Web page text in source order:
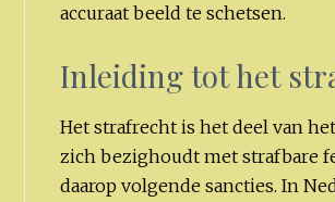
accuraat beeld te schetsen.
Inleiding tot het
Het strafrecht is het deel van
zich bezighoudt met strafbare
daarop volgende sancties. In